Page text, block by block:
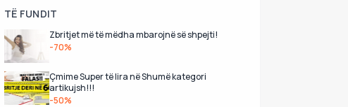
TË FUNDIT
Zbritjet më të mëdha mbarojnë së shpejti!
-70%
Çmime Super të lira në Shumë kategori
artikujsh!!!
-50%